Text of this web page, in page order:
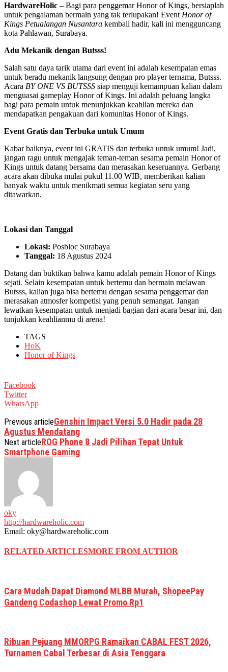
HardwareHolic – Bagi para penggemar Honor of Kings, bersiaplah
untuk pengalaman bermain yang tak terlupakan! Event Honor of
Kings Petualangan Nusantara kembali hadir, kali ini mengguncang
kota Pahlawan, Surabaya.
Adu Mekanik dengan Butsss!
Salah satu daya tarik utama dari event ini adalah kesempatan emas
untuk beradu mekanik langsung dengan pro player ternama, Butsss.
Acara BY ONE VS BUTSSS siap menguji kemampuan kalian dalam
menguasai gameplay Honor of Kings. Ini adalah peluang langka
bagi para pemain untuk menunjukkan keahlian mereka dan
mendapatkan pengakuan dari komunitas Honor of Kings.
Event Gratis dan Terbuka untuk Umum
Kabar baiknya, event ini GRATIS dan terbuka untuk umum! Jadi,
jangan ragu untuk mengajak teman-teman sesama pemain Honor of
Kings untuk datang bersama dan merasakan keseruannya. Gerbang
acara akan dibuka mulai pukul 11.00 WIB, memberikan kalian
banyak waktu untuk menikmati semua kegiatan seru yang
ditawarkan.
Lokasi dan Tanggal
Lokasi: Posbloc Surabaya
Tanggal: 18 Agustus 2024
Datang dan buktikan bahwa kamu adalah pemain Honor of Kings
sejati. Selain kesempatan untuk bertemu dan bermain melawan
Butsss, kalian juga bisa bertemu dengan sesama penggemar dan
merasakan atmosfer kompetisi yang penuh semangat. Jangan
lewatkan kesempatan untuk menjadi bagian dari acara besar ini, dan
tunjukkan keahlianmu di arena!
TAGS
HoK
Honor of Kings
Facebook
Twitter
WhatsApp
Previous articleGenshin Impact Versi 5.0 Hadir pada 28
Agustus Mendatang
Next articleROG Phone 8 Jadi Pilihan Tepat Untuk
Smartphone Gaming
oky
http://hardwareholic.com
Email: oky@hardwareholic.com
RELATED ARTICLESMORE FROM AUTHOR
Cara Mudah Dapat Diamond MLBB Murah, ShopeePay
Gandeng Codashop Lewat Promo Rp1
Ribuan Pejuang MMORPG Ramaikan CABAL FEST 2026,
Turnamen Cabal Terbesar di Asia Tenggara